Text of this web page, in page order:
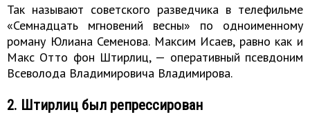
Так называют советского разведчика в телефильме
«Семнадцать мгновений весны» по одноименному
роману Юлиана Семенова. Максим Исаев, равно как и
Макс Отто фон Штирлиц, — оперативный псевдоним
Всеволода Владимировича Владимирова.
2. Штирлиц был репрессирован